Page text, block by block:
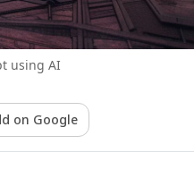
using AI
on Google